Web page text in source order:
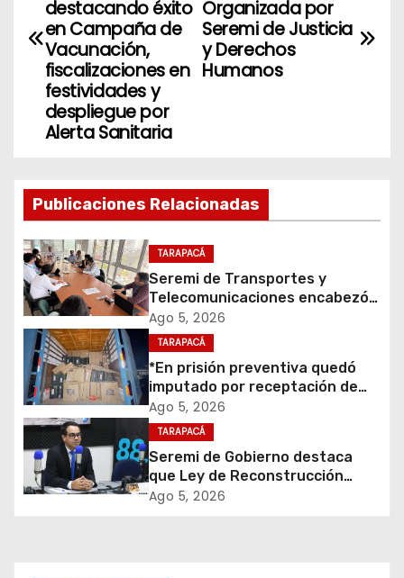
v
c
i
ó
n
d
e
e
n
t
Organizada por
Seremi de Justicia
y Derechos
Humanos
destacando éxito
en Campaña de
Vacunación,
fiscalizaciones en
festividades y
despliegue por
Alerta Sanitaria
Publicaciones Relacionadas
TARAPACÁ
Seremi de Transportes y
Telecomunicaciones encabezó
primera mesa de coordinación
para el retiro de cables en
desuso en Iquique
Ago 5, 2026
TARAPACÁ
*En prisión preventiva quedó
imputado por receptación de
cigarrillos avaluados en $1.600
millones*
Ago 5, 2026
TARAPACÁ
Seremi de Gobierno destaca
que Ley de Reconstrucción
Nacional impulsará la inversión
Ago 5, 2026